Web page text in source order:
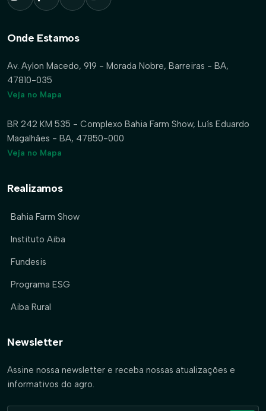
Onde Estamos
Av. Aylon Macedo, 919 - Morada Nobre, Barreiras - BA,
47810-035
Veja no Mapa
BR 242 KM 535 - Complexo Bahia Farm Show, Luís Eduardo
Magalhães - BA, 47850-000
Veja no Mapa
Realizamos
Bahia Farm Show
Instituto Aiba
Fundesis
Programa ESG
Aiba Rural
Newsletter
Assine nossa newsletter e receba nossas atualizações e
informativos do agro.